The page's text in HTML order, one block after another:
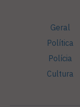
Geral
Política
Polícia
Cultura